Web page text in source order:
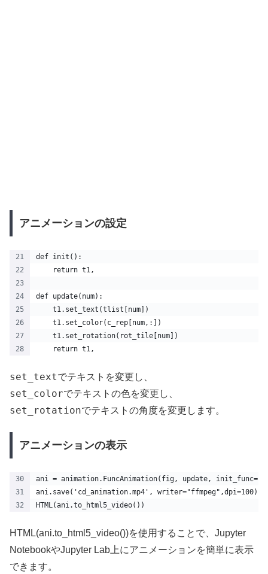
アニメーションの設定
def init():
    return t1,
def update(num):
    t1.set_text(tlist[num])
    t1.set_color(c_rep[num,:])
    t1.set_rotation(rot_tile[num])
    return t1,
set_textでテキストを変更し、
set_colorでテキストの色を変更し、
set_rotationでテキストの角度を変更します。
アニメーションの表示
ani = animation.FuncAnimation(fig, update,
ani.save('cd_animation.mp4', writer="ffmpeg",dpi=100)
HTML(ani.to_html5_video())
HTML(ani.to_html5_video())を使用することで、Jupyter
NotebookやJupyter Lab上にアニメーションを簡単に表示
できます。